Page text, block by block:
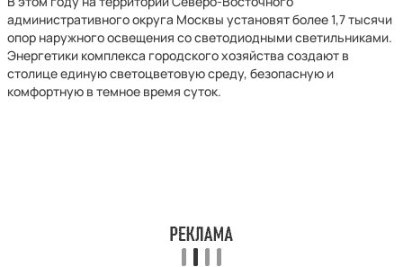
административного округа Москвы установят более 1,7 тысячи
опор наружного освещения со светодиодными светильниками.
Энергетики комплекса городского хозяйства создают в
столице единую светоцветовую среду, безопасную и
комфортную в темное время суток.